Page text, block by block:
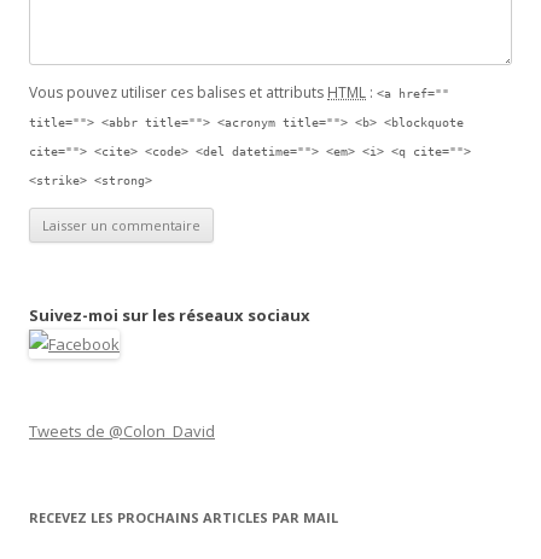
Vous pouvez utiliser ces balises et attributs HTML : <a href=""
title=""> <abbr title=""> <acronym title=""> <b> <blockquote
cite=""> <cite> <code> <del datetime=""> <em> <i> <q cite="">
<strike> <strong>
Suivez-moi sur les réseaux sociaux
Tweets de @Colon_David
RECEVEZ LES PROCHAINS ARTICLES PAR MAIL